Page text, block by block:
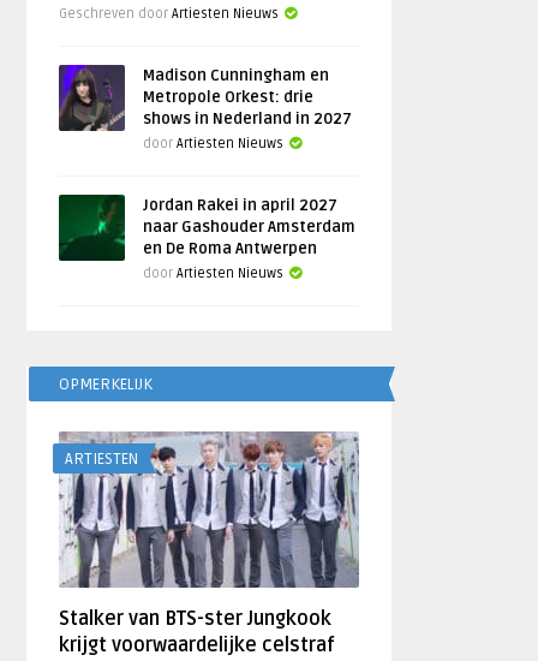
Geschreven doorArtiesten Nieuws
Madison Cunningham en
Metropole Orkest: drie
shows in Nederland in 2027
doorArtiesten Nieuws
Jordan Rakei in april 2027
naar Gashouder Amsterdam
en De Roma Antwerpen
doorArtiesten Nieuws
OPMERKELIJK
ARTIESTEN
Stalker van BTS-ster Jungkook
krijgt voorwaardelijke celstraf